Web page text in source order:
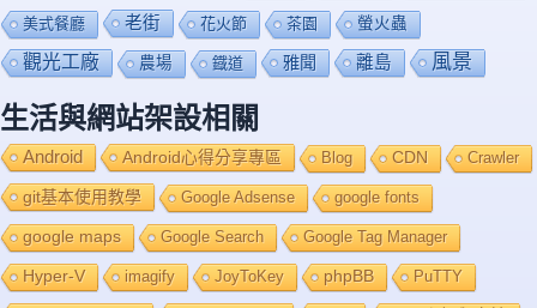
美式餐廳 老街 花火節 茶園 螢火蟲
觀光工廠 農場 鐡道 雅聞 離島 風景
生活與網站架設相關
Android Android心得分享專區 Blog CDN Crawler
git基本使用教學 Google Adsense google fonts
google maps Google Search Google Tag Manager
Hyper-V imagify JoyToKey phpBB PuTTY